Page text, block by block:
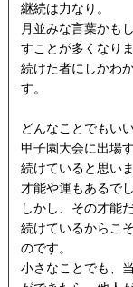
継続は力なり。
月並みな言葉かも
すことが多くなりま
続けた者にしかわ
す。
どんなことでもい
甲子園大会に出場
続けていると思いま
才能や運もあるでし
しかし、その才能
続けているからこ
のです。
小さなことでも、